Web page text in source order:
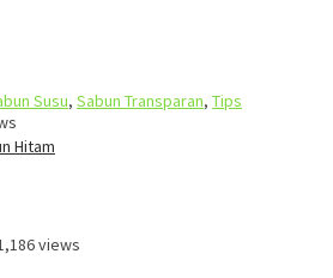
Susu, Sabun Transparan, Tips
Hitam
views